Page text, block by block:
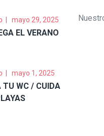
mayo 29, 2025
EL VERANO
mayo 1, 2025
TU WC / CUIDA